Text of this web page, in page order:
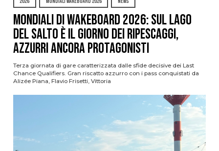
Mondiali di Wakeboard 2026: sul Lago
del Salto è il giorno dei ripescaggi,
azzurri ancora protagonisti
Terza giornata di gare caratterizzata dalle sfide decisive dei Last
Chance Qualifiers. Gran riscatto azzurro con i pass conquistati da
Alizée Piana, Flavio Frisetti, Vittoria